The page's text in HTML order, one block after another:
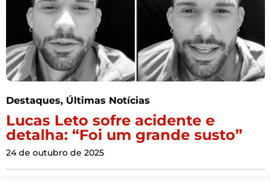
Destaques, Últimas Notícias
Lucas Leto sofre acidente e
detalha: “Foi um grande susto”
24 de outubro de 2025